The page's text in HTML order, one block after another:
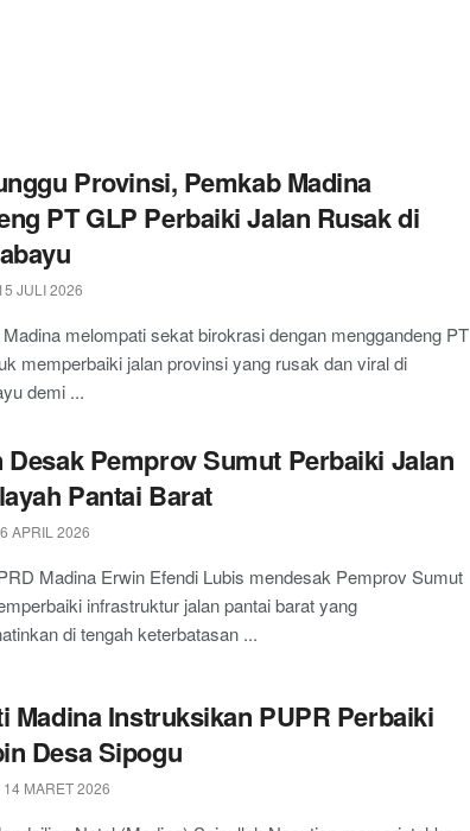
Provinsi, Pemkab Madina
PT GLP Perbaiki Jalan Rusak di
JULI 2026
melompati sekat birokrasi dengan menggandeng PT
memperbaiki jalan provinsi yang rusak dan viral di
demi ...
Pemprov Sumut Perbaiki Jalan
Pantai Barat
APRIL 2026
Madina Erwin Efendi Lubis mendesak Pemprov Sumut
infrastruktur jalan pantai barat yang
di tengah keterbatasan ...
Madina Instruksikan PUPR Perbaiki
Desa Sipogu
MARET 2026